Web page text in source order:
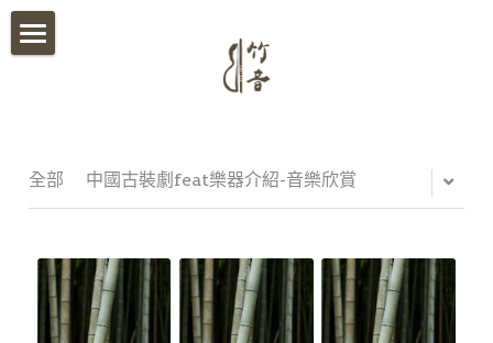
影音分享
竹音小語
報名須知
全部 中國古裝劇feat樂器介紹-音樂欣賞